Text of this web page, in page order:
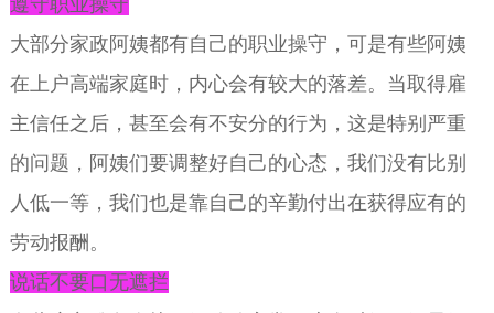
大部分家政阿姨都有自己的职业操守，可是有些阿姨
在上户高端家庭时，内心会有较大的落差。当取得雇
主信任之后，甚至会有不安分的行为，这是特别严重
的问题，阿姨们要调整好自己的心态，我们没有比别
人低一等，我们也是靠自己的辛勤付出在获得应有的
劳动报酬。
说话不要口无遮拦